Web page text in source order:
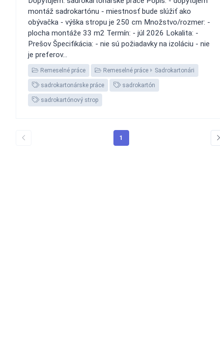
montáž sadrokartónu - miestnosť bude slúžiť ako
obývačka - výška stropu je 250 cm Množstvo/rozmer: -
plocha montáže 33 m2 Termín: - júl 2026 Lokalita: -
Prešov Špecifikácia: - nie sú požiadavky na izoláciu - nie
je preferov...
Remeselné práce Remeselné práce Sadrokartonári
sadrokartonárske práce sadrokartón
sadrokartónový strop
1